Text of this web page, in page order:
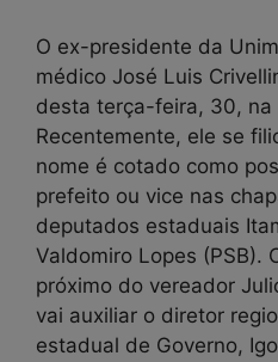
O ex-presidente da
médico José Luis
desta terça-feira, 30, na
Recentemente, ele se
nome é cotado como
prefeito ou vice nas
deputados estaduais
Valdomiro Lopes (PSB).
próximo do vereador
vai auxiliar o diretor
estadual de Governo,